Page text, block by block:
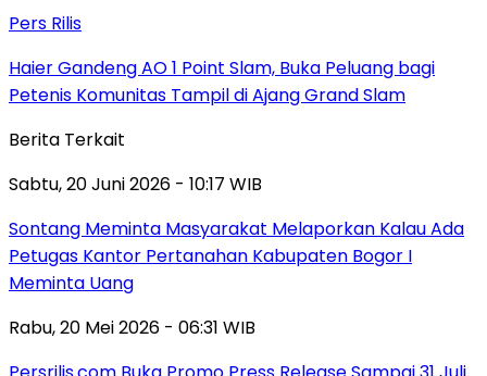
Pers Rilis
Haier Gandeng AO 1 Point Slam, Buka Peluang bagi
Petenis Komunitas Tampil di Ajang Grand Slam
Berita Terkait
Sabtu, 20 Juni 2026 - 10:17 WIB
Sontang Meminta Masyarakat Melaporkan Kalau Ada
Petugas Kantor Pertanahan Kabupaten Bogor I
Meminta Uang
Rabu, 20 Mei 2026 - 06:31 WIB